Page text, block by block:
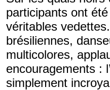
participants ont
véritables
brésiliennes,
multicolores,
encouragements :
simplement